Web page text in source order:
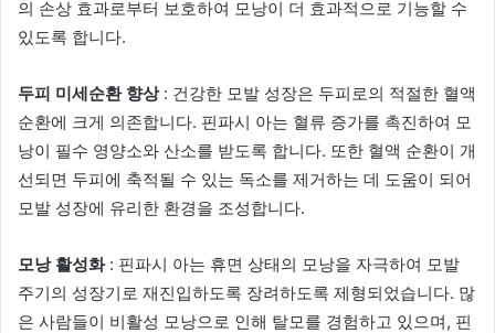
의 손상 효과로부터 보호하여 모낭이 더 효과적으로 기능할 수
있도록 합니다.
두피 미세순환 향상 : 건강한 모발 성장은 두피로의 적절한 혈액
순환에 크게 의존합니다. 핀파시 아는 혈류 증가를 촉진하여 모
낭이 필수 영양소와 산소를 받도록 합니다. 또한 혈액 순환이 개
선되면 두피에 축적될 수 있는 독소를 제거하는 데 도움이 되어
모발 성장에 유리한 환경을 조성합니다.
모낭 활성화 : 핀파시 아는 휴면 상태의 모낭을 자극하여 모발
주기의 성장기로 재진입하도록 장려하도록 제형되었습니다. 많
은 사람들이 비활성 모낭으로 인해 탈모를 경험하고 있으며, 핀